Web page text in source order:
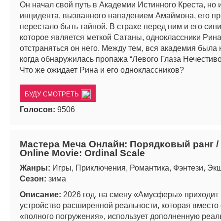
Он начал свой путь в Академии Истинного Креста, но
инцидента, вызванного нападением Амаймона, его
перестало быть тайной. В страхе перед ним и его
которое является меткой Сатаны, одноклассники
отстраняться он него. Между тем, вся академия была
когда обнаружилась пропажа “Левого Глаза
Что же ожидает Рина и его одноклассников?
БУДУ СМОТРЕТЬ
Голосов: 9506
Мастера Меча Онлайн: Порядковый ранг /
Online Movie: Ordinal Scale
Жанры: Игры, Приключения, Романтика, Фэнтези,
Сезон: зима
Описание: 2026 год, на смену «Амусферы»
устройство расширенной реальности, которая
«полного погружения», использует дополненную